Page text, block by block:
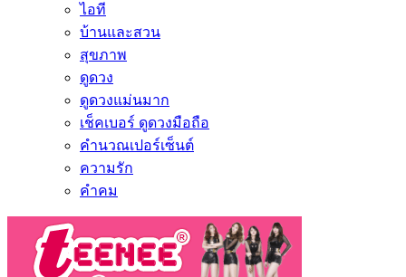
ไอที
บ้านและสวน
สุขภาพ
ดูดวง
ดูดวงแม่นมาก
เช็คเบอร์ ดูดวงมือถือ
คำนวณเปอร์เซ็นต์
ความรัก
คำคม